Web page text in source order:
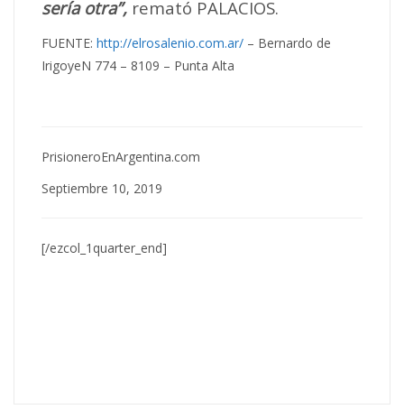
sería otra”, remató PALACIOS.
FUENTE: http://elrosalenio.com.ar/ – Bernardo de
IrigoyeN 774 – 8109 – Punta Alta
PrisioneroEnArgentina.com
Septiembre 10, 2019
[/ezcol_1quarter_end]